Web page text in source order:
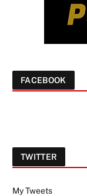
FACEBOOK
TWITTER
My Tweets